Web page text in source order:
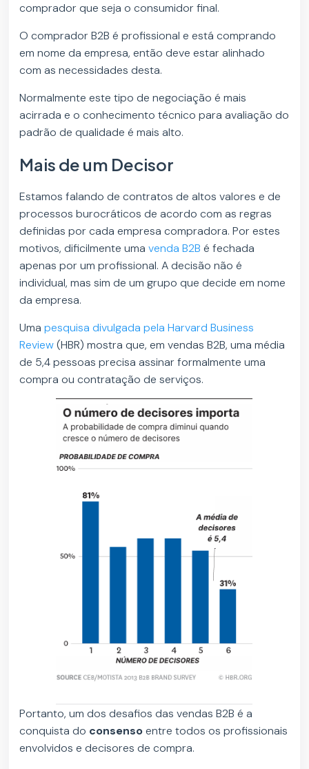
comprador que seja o consumidor final.
O comprador B2B é profissional e está comprando
em nome da empresa, então deve estar alinhado
com as necessidades desta.
Normalmente este tipo de negociação é mais
acirrada e o conhecimento técnico para avaliação do
padrão de qualidade é mais alto.
Mais de um Decisor
Estamos falando de contratos de altos valores e de
processos burocráticos de acordo com as regras
definidas por cada empresa compradora. Por estes
motivos, dificilmente umavenda B2B é fechada
apenas por um profissional. A decisão não é
individual, mas sim de um grupo que decide em nome
da empresa.
Umapesquisa divulgada pela Harvard Business
Review(HBR) mostra que, em vendas B2B, uma média
de 5,4 pessoas precisa assinar formalmente uma
compra ou contratação de serviços.
Portanto, um dos desafios das vendas B2B é a
conquista do consensoentre todos os profissionais
envolvidos e decisores de compra.